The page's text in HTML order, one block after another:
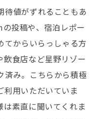
待値がずれることもあ
投稿や、宿泊レポー
てからいらっしゃる方
食店など星野リゾー
済み。こちらから積極
利用いただいていま
素直に聞いてくれま